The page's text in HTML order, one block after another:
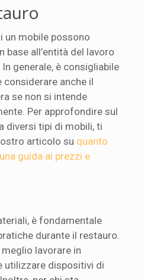
un mobile possono
base all’entità del lavoro
generale, è consigliabile
considerare anche il
se non si intende
Per approfondire sul
diversi tipi di mobili, ti
articolo su quanto
guida ai prezzi e
è fondamentale
durante il restauro.
lavorare in
utilizzare dispositivi di